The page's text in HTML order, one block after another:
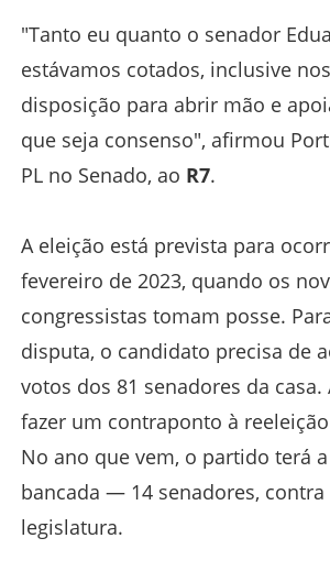
"Tanto eu quanto o senador
estávamos cotados, inclusive
disposição para abrir mão e
que seja consenso", afirmou
PL no Senado, ao R7.
A eleição está prevista para
fevereiro de 2023, quando os
congressistas tomam posse.
disputa, o candidato precisa de
votos dos 81 senadores da casa.
fazer um contraponto à
No ano que vem, o partido terá
bancada — 14 senadores, contra
legislatura.